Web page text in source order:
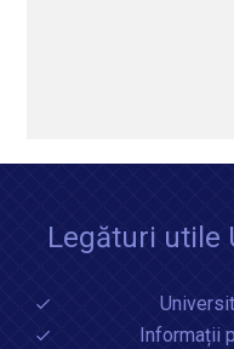
Legături utile
Informații